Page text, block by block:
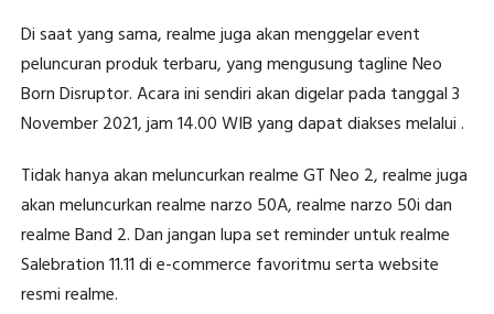
Di saat yang sama, realme juga akan menggelar event
peluncuran produk terbaru, yang mengusung tagline Neo
Born Disruptor. Acara ini sendiri akan digelar pada tanggal 3
November 2021, jam 14.00 WIB yang dapat diakses melalui .
Tidak hanya akan meluncurkan realme GT Neo 2, realme juga
akan meluncurkan realme narzo 50A, realme narzo 50i dan
realme Band 2. Dan jangan lupa set reminder untuk realme
Salebration 11.11 di e-commerce favoritmu serta website
resmi realme.